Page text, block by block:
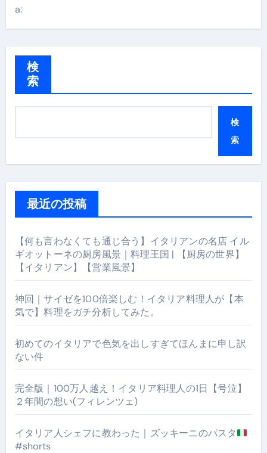
a:
検
索
検
索
最近の投稿
【何も言わなくても通じ合う】イタリアンの名店 イル
ギオットーネの厨房風景｜料理王国 | 【厨房の世界】
【イタリアン】【営業風景】
神回｜サイゼを100倍楽しむ！イタリア料理人が【本
気で】料理をガチ分析してみた。
初めてのイタリアで色気を出しすぎてほんまに申し訳
ない件
完全版｜100万人越え！イタリア料理人の1日【号泣】
２年間の想い(フィレンツェ)
イタリア人シェフに教わった｜ズッキーニのパスタ
#shorts